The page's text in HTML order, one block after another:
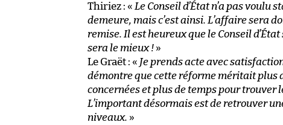
Thiriez : « Le Conseil d’État n’a pas voulu
demeure, mais c’est ainsi. L’affaire sera
remise. Il est heureux que le Conseil
sera le mieux ! »
Le Graët : « Je prends acte avec
démontre que cette réforme méritait plus
concernées et plus de temps pour
L’important désormais est de retrouver
niveaux. »